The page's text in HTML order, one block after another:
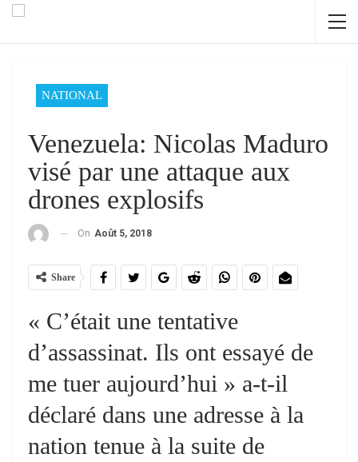
NATIONAL
Venezuela: Nicolas Maduro
visé par une attaque aux
drones explosifs
On Août 5, 2018
Share
« C’était une tentative
d’assassinat. Ils ont essayé de
me tuer aujourd’hui » a-t-il
déclaré dans une adresse à la
nation tenue à la suite de